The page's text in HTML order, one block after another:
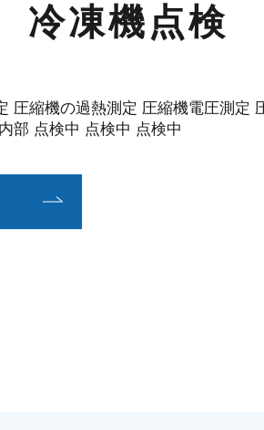
冷凍機点検
圧縮機の過熱測定 圧縮機電圧測定
部 点検中 点検中 点検中